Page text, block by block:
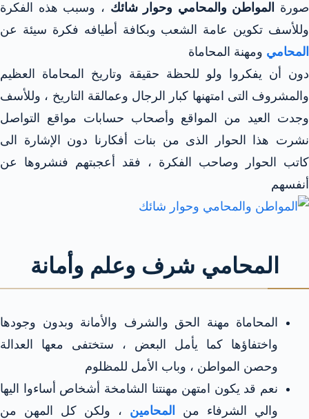
صورة
المواطن والمحامي وحوار شائك ، وسبب هذه الفكرة
وللأسف تكوين عامة الشعب وبكافة أطيافه فكرة سيئة عن
المحامي ومهنة المحاماة
دون أن يفكروا ولو للحظة حقيقة وتاريخ المحاماة العظيم
والمشروف التى امتهنها كبار الرجال وعمالقة التاريخ ، وللأسف
وجدت العيد من المواقع وأصحاب حسابات مواقع التواصل
نشرت هذا الحوار الذى من بنات أفكارنا دون الإشارة الى
كاتب الحوار وصاحب الفكرة ، فقد أعجبتهم فنشروها عن
أنفسهم
المحامي شرف وعلم وأمانة
المحاماة مهنة الحق والشرف والأمانة وبدون وجودها
واختفاؤها كما يأمل البعض ، ستختفى معها العدالة
وحصن المواطن ، وباب الأمل للمظلوم
نعم قد يكون امتهن مهنتنا الشامخة أشخاص أساءوا اليها
والي الشرفاء من
المحامين
، ولكن كل المهن من